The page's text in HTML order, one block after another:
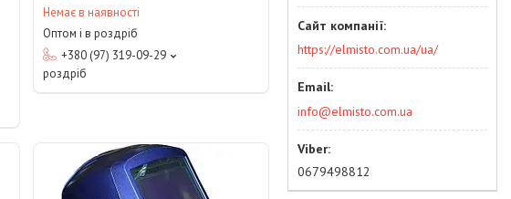
Немає в наявності
Оптом і в роздріб
+380 (97) 319-09-29
роздріб
https://elmisto.com.ua/ua/
info@elmisto.com.ua
0679498812